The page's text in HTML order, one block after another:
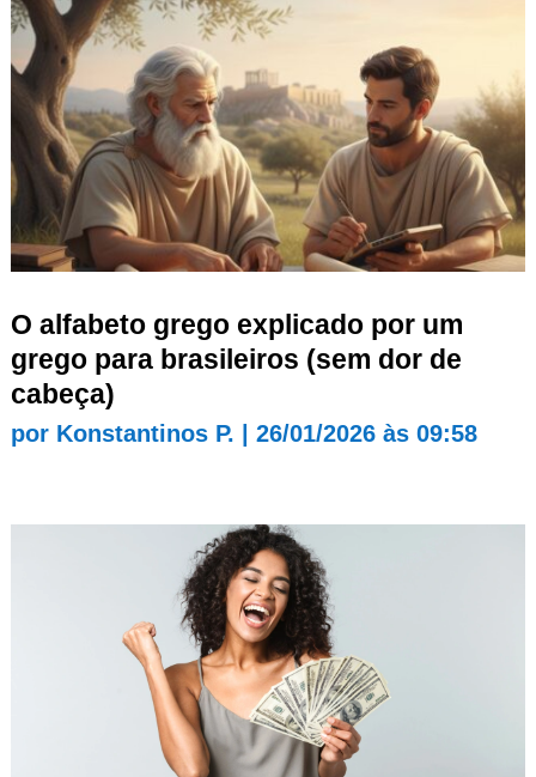
O alfabeto grego explicado por um
grego para brasileiros (sem dor de
cabeça)
por Konstantinos P. 26/01/2026 às 09:58